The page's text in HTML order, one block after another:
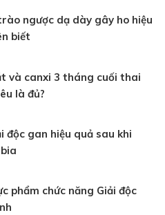
ngược dạ dày gây ho hiệu
biết
và canxi 3 tháng cuối thai
là đủ?
độc gan hiệu quả sau khi
phẩm chức năng Giải độc